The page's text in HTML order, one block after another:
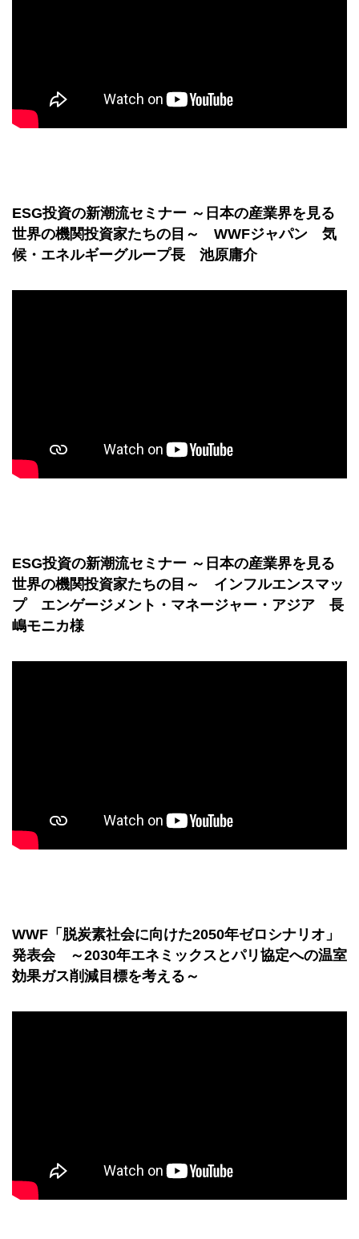
ESG投資の新潮流セミナー ～日本の産業界を見る
世界の機関投資家たちの目～ WWFジャパン 気
候・エネルギーグループ長 池原庸介
ESG投資の新潮流セミナー ～日本の産業界を見る
世界の機関投資家たちの目～ インフルエンスマッ
プ エンゲージメント・マネージャー・アジア 長
嶋モニカ様
WWF「脱炭素社会に向けた2050年ゼロシナリオ」
発表会 ～2030年エネミックスとパリ協定への温室
効果ガス削減目標を考える～